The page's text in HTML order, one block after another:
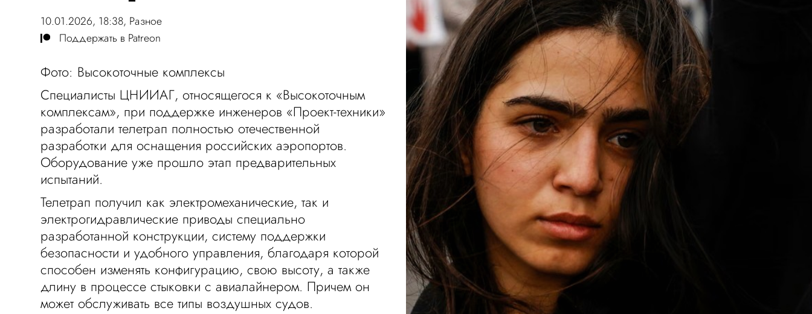
10.01.2026, 18:38, Разное
Поддержать в Patreon
Фото: Высокоточные комплексы
Специалисты ЦНИИАГ, относящегося к «Высокоточным
комплексам», при поддержке инженеров «Проект-техники»
разработали телетрап полностью отечественной
разработки для оснащения российских аэропортов.
Оборудование уже прошло этап предварительных
испытаний.
Телетрап получил как электромеханические, так и
электрогидравлические приводы специально
разработанной конструкции, систему поддержки
безопасности и удобного управления, благодаря которой
способен изменять конфигурацию, свою высоту, а также
длину в процессе стыковки с авиалайнером. Причем он
может обслуживать все типы воздушных судов.